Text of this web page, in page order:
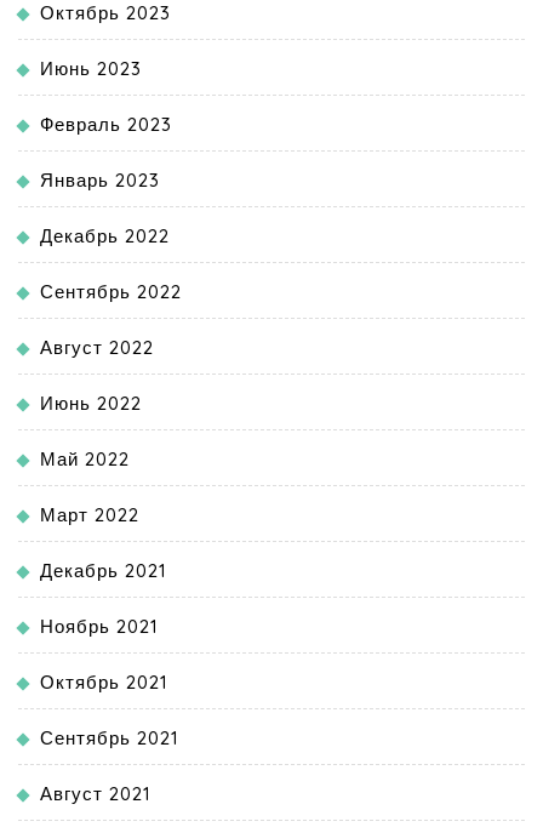
Октябрь 2023
Июнь 2023
Февраль 2023
Январь 2023
Декабрь 2022
Сентябрь 2022
Август 2022
Июнь 2022
Май 2022
Март 2022
Декабрь 2021
Ноябрь 2021
Октябрь 2021
Сентябрь 2021
Август 2021